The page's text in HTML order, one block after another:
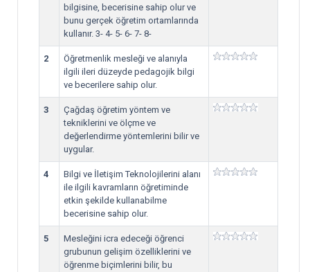
bilgisine, becerisine sahip olur ve
bunu gerçek öğretim ortamlarında
kullanır. 3- 4- 5- 6- 7- 8-
2
Öğretmenlik mesleği ve alanıyla
ilgili ileri düzeyde pedagojik bilgi
ve becerilere sahip olur.
3
Çağdaş öğretim yöntem ve
tekniklerini ve ölçme ve
değerlendirme yöntemlerini bilir ve
uygular.
4
Bilgi ve İletişim Teknolojilerini alanı
ile ilgili kavramların öğretiminde
etkin şekilde kullanabilme
becerisine sahip olur.
5
Mesleğini icra edeceği öğrenci
grubunun gelişim özelliklerini ve
öğrenme biçimlerini bilir, bu